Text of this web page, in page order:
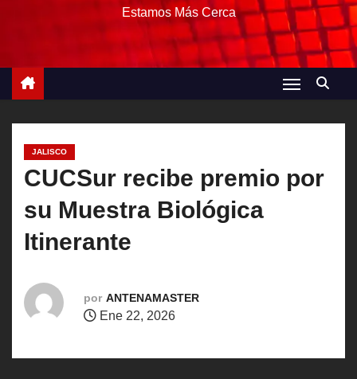
Estamos Más Cerca
JALISCO
CUCSur recibe premio por
su Muestra Biológica
Itinerante
por ANTENAMASTER
Ene 22, 2026